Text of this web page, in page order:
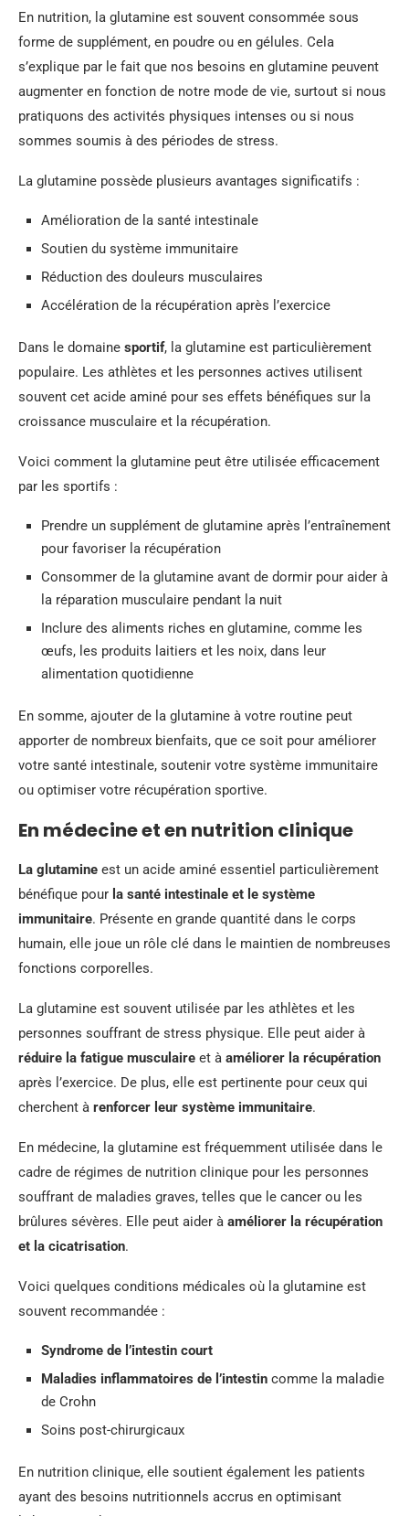
En nutrition, la glutamine est souvent consommée sous
forme de supplément, en poudre ou en gélules. Cela
s’explique par le fait que nos besoins en glutamine peuvent
augmenter en fonction de notre mode de vie, surtout si nous
pratiquons des activités physiques intenses ou si nous
sommes soumis à des périodes de stress.
La glutamine possède plusieurs avantages significatifs :
Amélioration de la santé intestinale
Soutien du système immunitaire
Réduction des douleurs musculaires
Accélération de la récupération après l’exercice
Dans le domaine sportif, la glutamine est particulièrement
populaire. Les athlètes et les personnes actives utilisent
souvent cet acide aminé pour ses effets bénéfiques sur la
croissance musculaire et la récupération.
Voici comment la glutamine peut être utilisée efficacement
par les sportifs :
Prendre un supplément de glutamine après l’entraînement
pour favoriser la récupération
Consommer de la glutamine avant de dormir pour aider à
la réparation musculaire pendant la nuit
Inclure des aliments riches en glutamine, comme les
œufs, les produits laitiers et les noix, dans leur
alimentation quotidienne
En somme, ajouter de la glutamine à votre routine peut
apporter de nombreux bienfaits, que ce soit pour améliorer
votre santé intestinale, soutenir votre système immunitaire
ou optimiser votre récupération sportive.
En médecine et en nutrition clinique
La glutamine est un acide aminé essentiel particulièrement
bénéfique pour la santé intestinale et le système
immunitaire. Présente en grande quantité dans le corps
humain, elle joue un rôle clé dans le maintien de nombreuses
fonctions corporelles.
La glutamine est souvent utilisée par les athlètes et les
personnes souffrant de stress physique. Elle peut aider à
réduire la fatigue musculaire et à améliorer la récupération
après l’exercice. De plus, elle est pertinente pour ceux qui
cherchent à renforcer leur système immunitaire.
En médecine, la glutamine est fréquemment utilisée dans le
cadre de régimes de nutrition clinique pour les personnes
souffrant de maladies graves, telles que le cancer ou les
brûlures sévères. Elle peut aider à améliorer la récupération
et la cicatrisation.
Voici quelques conditions médicales où la glutamine est
souvent recommandée :
Syndrome de l’intestin court
Maladies inflammatoires de l’intestin comme la maladie
de Crohn
Soins post-chirurgicaux
En nutrition clinique, elle soutient également les patients
ayant des besoins nutritionnels accrus en optimisant